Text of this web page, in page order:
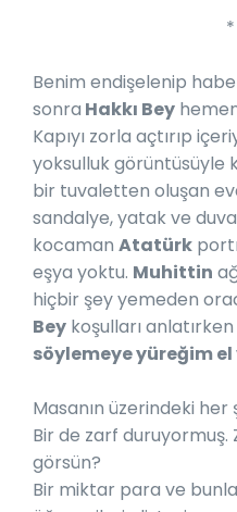
Benim endişelenip
sonra Hakkı Bey
Kapıyı zorla açtırıp
yoksulluk görüntüsüyle
bir tuvaletten oluşan
sandalye, yatak ve
kocaman Atatürk
eşya yoktu. Muhittin
hiçbir şey yemeden
Bey koşulları anlatırken
söylemeye yüreğim
Masanın üzerindeki her
Bir de zarf duruyormuş.
görsün?
Bir miktar para ve